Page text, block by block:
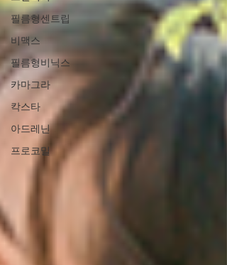
필름형센트립
비맥스
필름형비닉스
카마그라
칵스타
아드레닌
프로코밀